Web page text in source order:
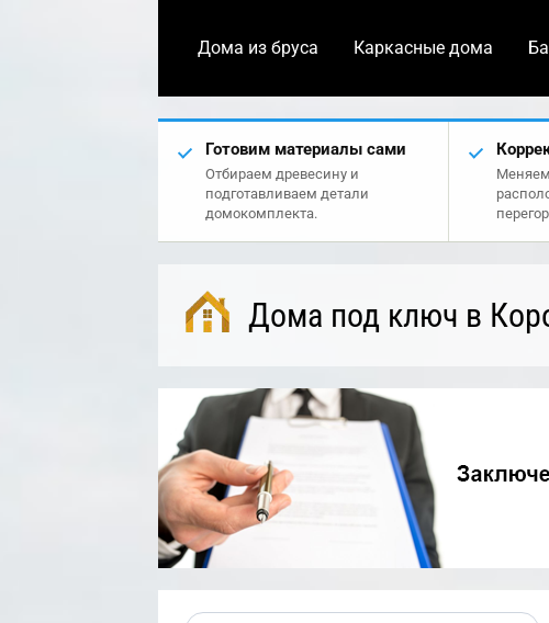
Дома из бруса Каркасные дома
Готовим материалы сами
Отбираем древесину и
подготавливаем детали
домокомплекта.
Дома под ключ в